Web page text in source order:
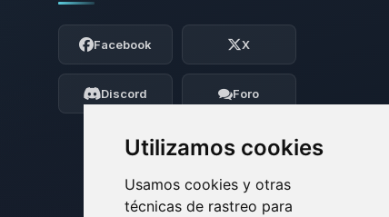
Utilizamos cookies
Usamos cookies y otras
técnicas de rastreo para
Facebook X
Discord Foro
Yupi, por fin alguien con quien hablar!
Soy Choupy, tu pequeno asistente de
BoxToPlay. Cuentame que necesitas y
moveré mis pequenos circuitos para
ayudarte.
07/08/2026 03:32